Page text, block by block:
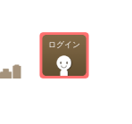
ログイン